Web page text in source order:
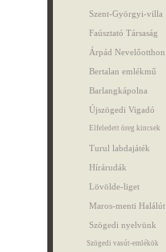
Szent-Györgyi-villa
Faúsztató Társaság
Árpád Nevelőotthon
Bertalan emlékmű
Barlangkápolna
Újszögedi Vigadó
Elfeledett öreg kincsek
Turul labdajáték
Hírárudák
Lövölde-liget
Maros-menti Halálút
Szögedi nyelvünk
Szögedi vasút-emlékök